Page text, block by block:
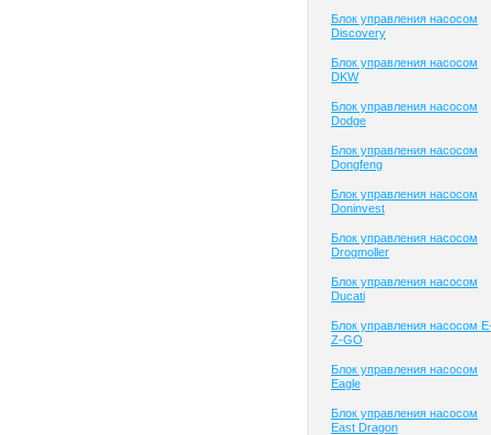
Блок управления насосом
Discovery
Блок управления насосом
DKW
Блок управления насосом
Dodge
Блок управления насосом
Dongfeng
Блок управления насосом
Doninvest
Блок управления насосом
Drogmoller
Блок управления насосом
Ducati
Блок управления насосом
Z-GO
Блок управления насосом
Eagle
Блок управления насосом
East Dragon